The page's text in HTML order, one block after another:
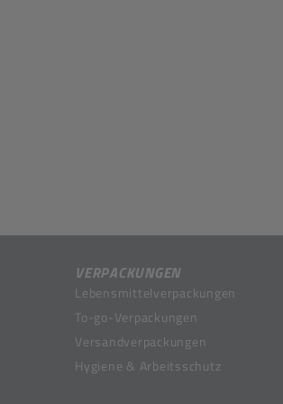
VERPACKUNGEN
Lebensmittelverpackungen
To-go-Verpackungen
Versandverpackungen
Hygiene & Arbeitsschutz